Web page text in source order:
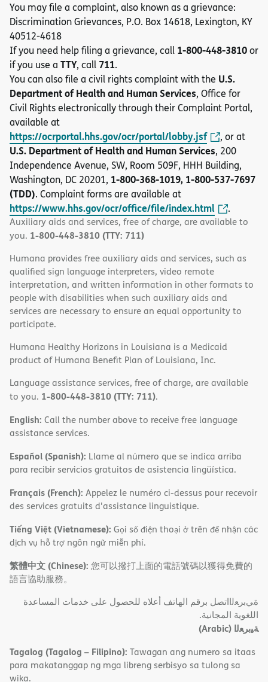
You may file a complaint, also known as a grievance:
Discrimination Grievances, P.O. Box 14618, Lexington, KY
40512-4618
If you need help filing a grievance, call 1-800-448-3810or
if you use a TTY, call 711.
You can also file a civil rights complaint with the U.S.
Department of Health and Human Services, Office for
Civil Rights electronically through their Complaint Portal,
available at
https://ocrportal.hhs.gov/ocr/portal/lobby.jsf , or at
U.S. Department of Health and Human Services, 200
Independence Avenue, SW, Room 509F, HHH Building,
Washington, DC 20201, 1-800-368-1019, 1-800-537-7697
(TDD). Complaint forms are available at
https://www.hhs.gov/ocr/office/file/index.html .
Auxiliary aids and services, free of charge, are available to
you. 1-800-448-3810 (TTY: 711)
Humana provides free auxiliary aids and services, such as
qualified sign language interpreters, video remote
interpretation, and written information in other formats to
people with disabilities when such auxiliary aids and
services are necessary to ensure an equal opportunity to
participate.
Humana Healthy Horizons in Louisiana is a Medicaid
product of Humana Benefit Plan of Louisiana, Inc.
Language assistance services, free of charge, are available
to you. 1-800-448-3810 (TTY: 711).
English: Call the number above to receive free language
assistance services.
Español (Spanish): Llame al número que se indica arriba
para recibir servicios gratuitos de asistencia lingüística.
Français (French): Appelez le numéro ci-dessus pour recevoir
des services gratuits d'assistance linguistique.
Tiếng Việt (Vietnamese): Gọi số điện thoại ở trên để nhận các
dịch vụ hỗ trợ ngôn ngữ miễn phí.
繁體中文 (Chinese): 您可以撥打上面的電話號碼以獲得免費的
語言協助服務。
ةﻲﺑﺮﻌﻟااﺗﺼﻞ ﺑﺮﻗﻢ اﻟﮭﺎﺗﻒ أﻋﻼه ﻟﻠﺤﺼﻮل ﻋﻠﻰ ﺧﺪﻣﺎت اﻟﻤﺴﺎﻋﺪة
اﻟﻠﻐﻮﯾﺔ اﻟﻤﺠﺎﻧﯿﺔ.
ﺔﯿﺑﺮﻌﻟا (Arabic)
Tagalog (Tagalog – Filipino): Tawagan ang numero sa itaas
para makatanggap ng mga libreng serbisyo sa tulong sa
wika.